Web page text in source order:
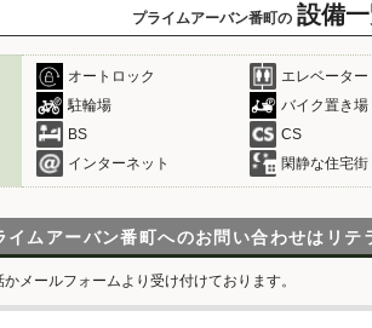
プライムアーバン番町の 設備
オートロック
エレベーター
駐輪場
バイク置き場
BS
CS
インターネット
閑静な住宅街
イムアーバン番町へのお問い合わせは リテ
メールフォームより受け付けております。